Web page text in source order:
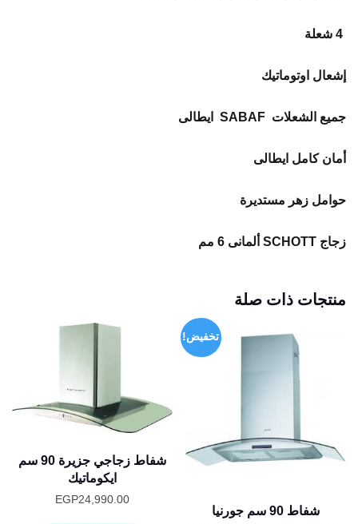
إشعال اوتوماتيك
جميع الشعلات
أمان كامل ايطالى
حوامل زهر مستديرة
زجاج
منتجات ذات صلة
تخفيض!
شفاط 90 سم جورنيا
شفاط زجاجي جزيرة 90 سم
ايكوماتيك
EGP24,990.00